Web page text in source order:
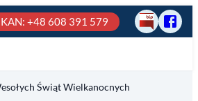
: +48 608 391 579
BIP
Pole
Świąt Wielkanocnych